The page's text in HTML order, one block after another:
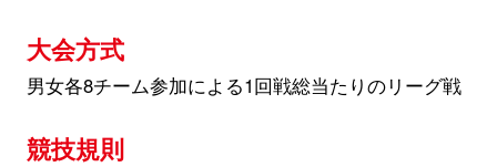
大会方式
男女各8チーム参加による1回戦総当たりのリーグ戦
競技規則